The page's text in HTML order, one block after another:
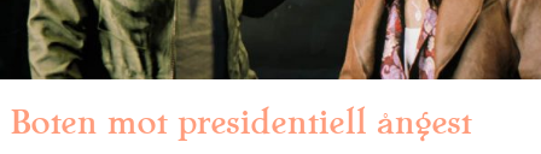
Boten mot presidentiell ångest